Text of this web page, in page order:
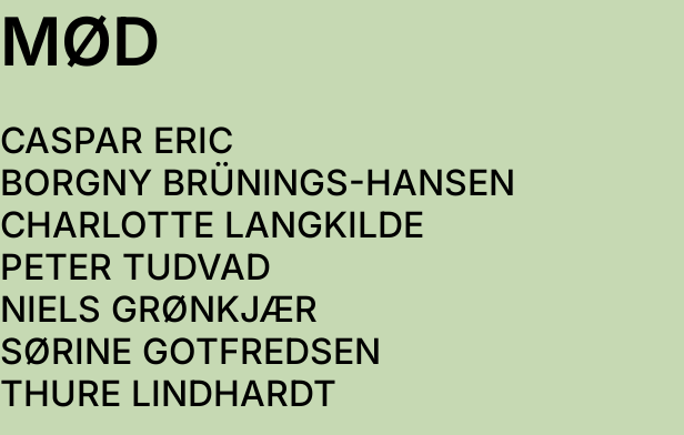
MØD
CASPAR ERIC
BORGNY BRÜNINGS-HANSEN
CHARLOTTE LANGKILDE
PETER TUDVAD
NIELS GRØNKJÆR
SØRINE GOTFREDSEN
THURE LINDHARDT